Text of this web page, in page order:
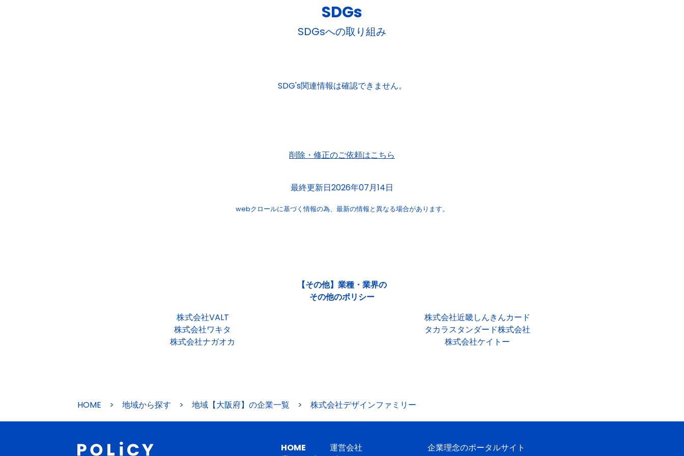
SDGs
SDGsへの取り組み
SDG's関連情報は確認できません。
削除・修正のご依頼はこちら
最終更新日2026年07月14日
webクロールに基づく情報の為、 最新の情報と異なる場合があります。
【その他】業種・業界の
その他のポリシー
株式会社VALT
株式会社近畿しんきんカード
株式会社ワキタ
タカラスタンダード株式会社
株式会社ナガオカ
株式会社ケイトー
HOME > 地域から探す > 地域【大阪府】の企業一覧 > 株式会社デザインファミリー
HOME
運営会社
企業理念のポータルサイト